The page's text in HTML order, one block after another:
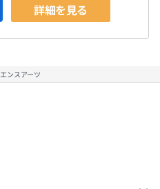
詳細を見る
ンスアーツ